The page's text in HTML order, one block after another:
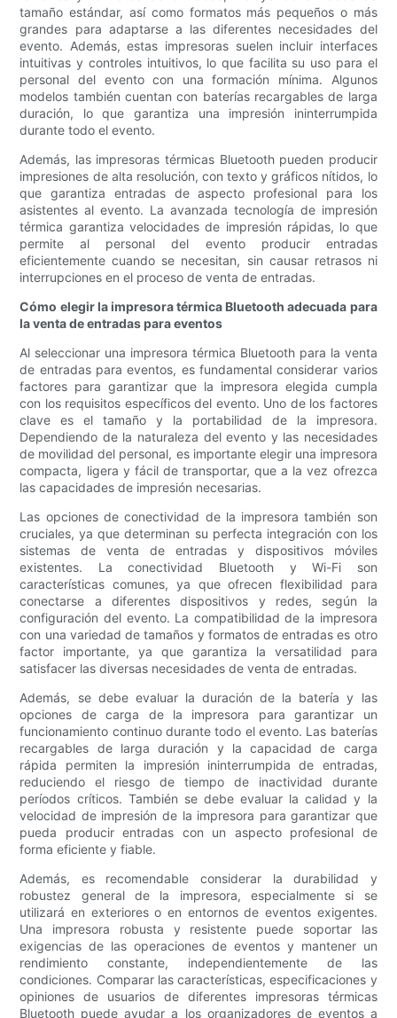
tamaño estándar, así como formatos más pequeños o más
grandes para adaptarse a las diferentes necesidades del
evento. Además, estas impresoras suelen incluir interfaces
intuitivas y controles intuitivos, lo que facilita su uso para el
personal del evento con una formación mínima. Algunos
modelos también cuentan con baterías recargables de larga
duración, lo que garantiza una impresión ininterrumpida
durante todo el evento.
Además, las impresoras térmicas Bluetooth pueden producir
impresiones de alta resolución, con texto y gráficos nítidos, lo
que garantiza entradas de aspecto profesional para los
asistentes al evento. La avanzada tecnología de impresión
térmica garantiza velocidades de impresión rápidas, lo que
permite al personal del evento producir entradas
eficientemente cuando se necesitan, sin causar retrasos ni
interrupciones en el proceso de venta de entradas.
Cómo elegir la impresora térmica Bluetooth adecuada para
la venta de entradas para eventos
Al seleccionar una impresora térmica Bluetooth para la venta
de entradas para eventos, es fundamental considerar varios
factores para garantizar que la impresora elegida cumpla
con los requisitos específicos del evento. Uno de los factores
clave es el tamaño y la portabilidad de la impresora.
Dependiendo de la naturaleza del evento y las necesidades
de movilidad del personal, es importante elegir una impresora
compacta, ligera y fácil de transportar, que a la vez ofrezca
las capacidades de impresión necesarias.
Las opciones de conectividad de la impresora también son
cruciales, ya que determinan su perfecta integración con los
sistemas de venta de entradas y dispositivos móviles
existentes. La conectividad Bluetooth y Wi-Fi son
características comunes, ya que ofrecen flexibilidad para
conectarse a diferentes dispositivos y redes, según la
configuración del evento. La compatibilidad de la impresora
con una variedad de tamaños y formatos de entradas es otro
factor importante, ya que garantiza la versatilidad para
satisfacer las diversas necesidades de venta de entradas.
Además, se debe evaluar la duración de la batería y las
opciones de carga de la impresora para garantizar un
funcionamiento continuo durante todo el evento. Las baterías
recargables de larga duración y la capacidad de carga
rápida permiten la impresión ininterrumpida de entradas,
reduciendo el riesgo de tiempo de inactividad durante
períodos críticos. También se debe evaluar la calidad y la
velocidad de impresión de la impresora para garantizar que
pueda producir entradas con un aspecto profesional de
forma eficiente y fiable.
Además, es recomendable considerar la durabilidad y
robustez general de la impresora, especialmente si se
utilizará en exteriores o en entornos de eventos exigentes.
Una impresora robusta y resistente puede soportar las
exigencias de las operaciones de eventos y mantener un
rendimiento constante, independientemente de las
condiciones. Comparar las características, especificaciones y
opiniones de usuarios de diferentes impresoras térmicas
Bluetooth puede ayudar a los organizadores de eventos a